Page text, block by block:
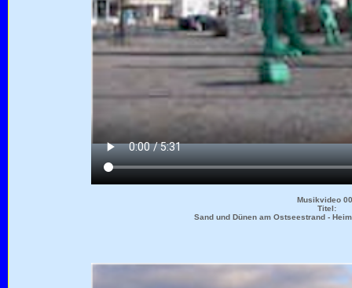
Musikvideo
Titel:
Sand und Dünen am Ostseestrand -